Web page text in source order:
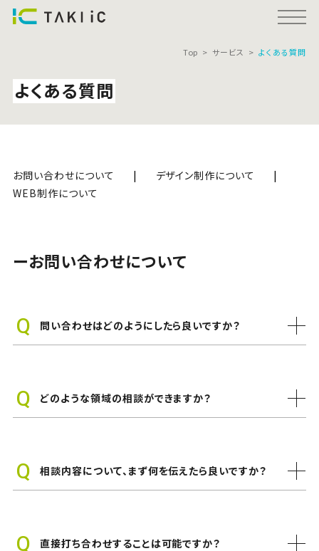
Top サービス よくある質問
よくある質問
お問い合わせについて
デザイン制作について
WEB制作について
ーお問い合わせについて
問い合わせはどのようにしたら良いですか？
どのような領域の相談ができますか？
相談内容について、まず何を伝えたら良いですか？
直接打ち合わせすることは可能ですか？